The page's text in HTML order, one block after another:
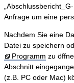
Anfrage um eine
Nachdem Sie eine
Datei zu speichern
Programm zu
Abschnitt
(z.B. PC oder Mac)